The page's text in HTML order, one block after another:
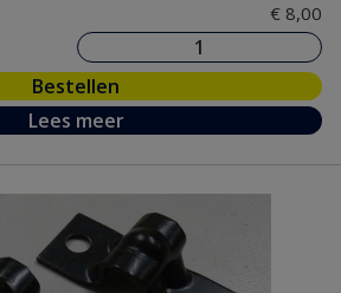
€ 8,00
Bestellen
Lees meer